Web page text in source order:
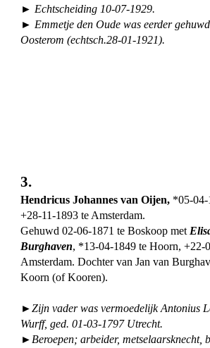
► Echtscheiding 10-07-1929.
► Emmetje den Oude was eerder
Oosterom (echtsch.28-01-1921).
3.
Hendricus Johannes van Oijen, *05-04-
+28-11-1893 te Amsterdam.
Gehuwd 02-06-1871 te Boskoop met
Burghaven, *13-04-1849 te Hoorn, +22-
Amsterdam. Dochter van Jan van
Koorn (of Kooren).
►Zijn vader was vermoedelijk Antonius
Wurff, ged. 01-03-1797 Utrecht.
►Beroepen; arbeider, metselaarsknecht,